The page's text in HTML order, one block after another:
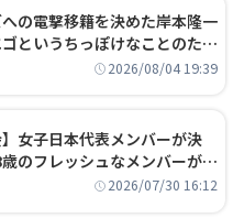
の電撃移籍を決めた岸本隆一
というちっぽけなことのため
ではない」
2026/08/04 19:39
】女子日本代表メンバーが決
のフレッシュなメンバーが日
点を狙う
2026/07/30 16:12